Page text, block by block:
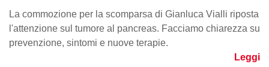
La commozione per la scomparsa di Gianluca Vialli riposta
l'attenzione sul tumore al pancreas. Facciamo chiarezza su
prevenzione, sintomi e nuove terapie.
Leggi